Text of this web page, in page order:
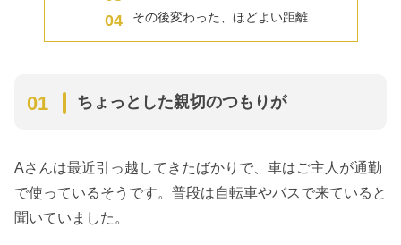
その後変わった、ほどよい距離
ちょっとした親切のつもりが
Aさんは最近引っ越してきたばかりで、車はご主人が通勤
で使っているそうです。普段は自転車やバスで来ていると
聞いていました。